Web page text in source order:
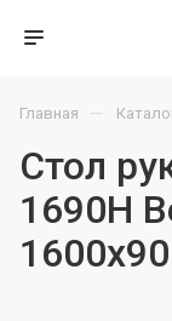
Главная —
Стол
1690H